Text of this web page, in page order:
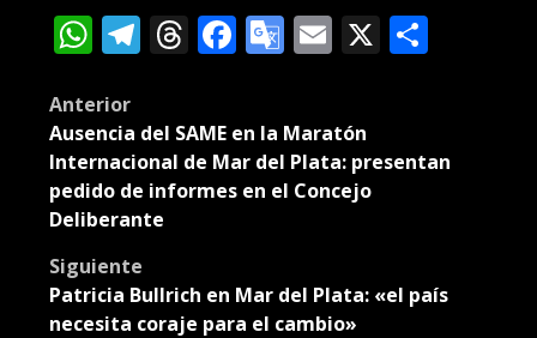
WhatsApp
Telegram
Threads
Facebook
Google
Translate
Email
X
Post
navigation
Anterior
Ausencia del SAME en la Maratón
Internacional de Mar del Plata: presentan
pedido de informes en el Concejo
Deliberante
Siguiente
Patricia Bullrich en Mar del Plata: «el país
necesita coraje para el cambio»